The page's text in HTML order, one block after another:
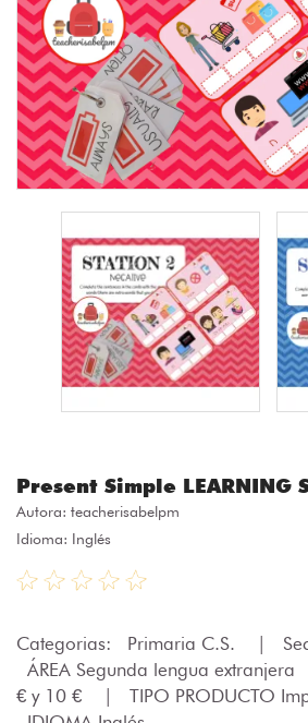
Present Simple LEARNING
Autora: teacherisabelpm
Idioma: Inglés
Categorias: Primaria C.S. |
ÁREA Segunda lengua extranjera
€ y 10 €
| TIPO PRODUCTO